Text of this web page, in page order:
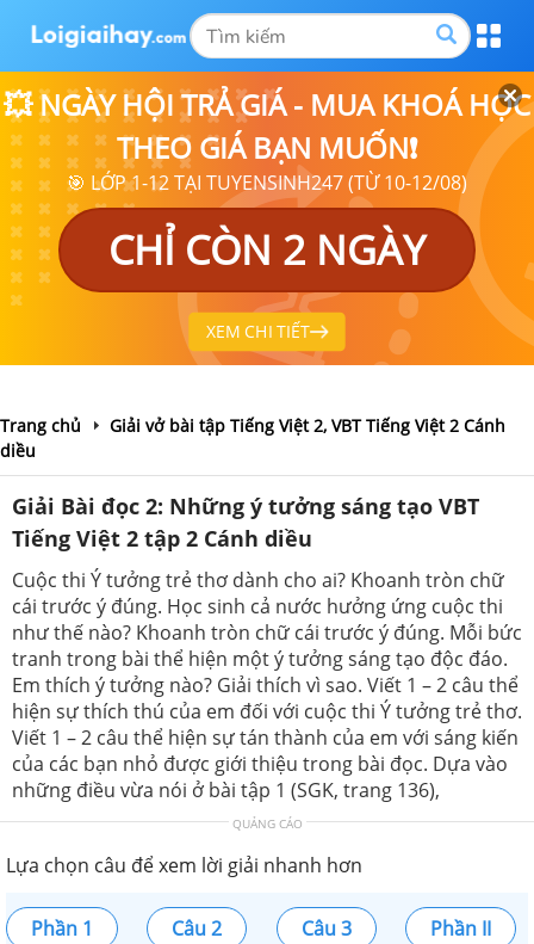
💥 NGÀY HỘI TRẢ GIÁ - MUA KHOÁ HỌC
THEO GIÁ BẠN MUỐN❗
🎯 LỚP 1-12 TẠI TUYENSINH247 (TỪ 10-12/08)
CHỈ CÒN 2 NGÀY
XEM CHI TIẾT
Trang chủ
Giải vở bài tập Tiếng Việt 2, VBT Tiếng Việt 2 Cánh
diều
Giải Bài đọc 2: Những ý tưởng sáng tạo VBT
Tiếng Việt 2 tập 2 Cánh diều
Cuộc thi Ý tưởng trẻ thơ dành cho ai? Khoanh tròn chữ
cái trước ý đúng. Học sinh cả nước hưởng ứng cuộc thi
như thế nào? Khoanh tròn chữ cái trước ý đúng. Mỗi bức
tranh trong bài thể hiện một ý tưởng sáng tạo độc đáo.
Em thích ý tưởng nào? Giải thích vì sao. Viết 1 – 2 câu thể
hiện sự thích thú của em đối với cuộc thi Ý tưởng trẻ thơ.
Viết 1 – 2 câu thể hiện sự tán thành của em với sáng kiến
của các bạn nhỏ được giới thiệu trong bài đọc. Dựa vào
những điều vừa nói ở bài tập 1 (SGK, trang 136),
QUẢNG CÁO
Lựa chọn câu để xem lời giải nhanh hơn
Phần 1 Câu 2 Câu 3
Phần II